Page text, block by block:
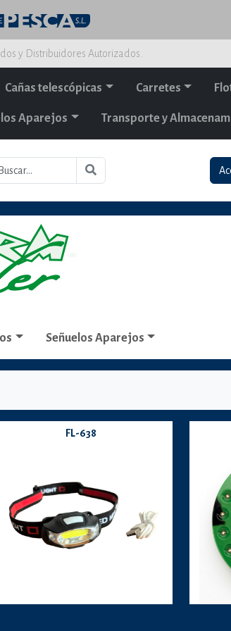
y Distribuidores Autorizados.
Cañas telescópicas Carretes
Aparejos Transporte y
Señuelos Aparejos
FL-638